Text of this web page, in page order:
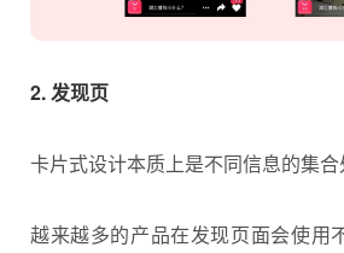
2. 发现页
卡片式设计本质上是不同信息的集合
越来越多的产品在发现页面会使用